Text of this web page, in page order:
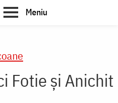
Meniu
Fotie și Anichit